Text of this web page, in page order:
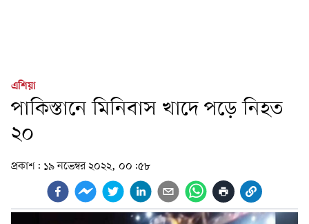
এশিয়া
পাকিস্তানে মিনিবাস খাদে পড়ে নিহত
২০
প্রকাশ: ১৯ নভেম্বর ২০২২, ০০:৫৮